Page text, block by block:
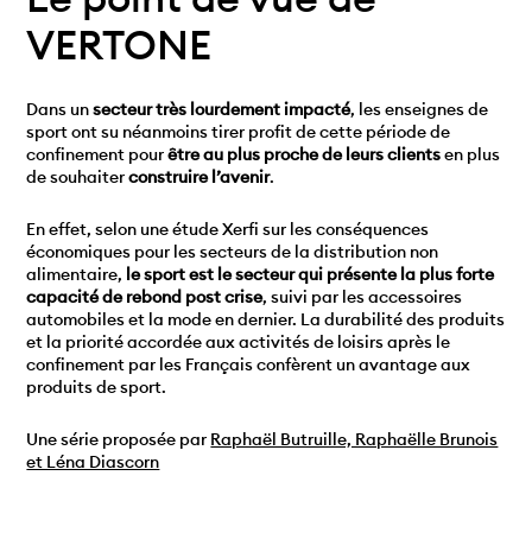
VERTONE
Dans unsecteur très lourdement impacté, les enseignes de
sport ont su néanmoins tirer profit de cette période de
confinement pourêtre au plus proche de leurs clientsen plus
de souhaiterconstruire l’avenir.
En effet, selon une étude Xerfi sur les conséquences
économiques pour les secteurs de la distribution non
alimentaire, le sport est le secteur qui présente la plus forte
capacité de rebond post crise, suivi par les accessoires
automobiles et la mode en dernier. La durabilité des produits
et la priorité accordée aux activités de loisirs après le
confinement par les Français confèrent un avantage aux
produits de sport.
Une série proposée par Raphaël Butruille, Raphaëlle Brunois
et Léna Diascorn